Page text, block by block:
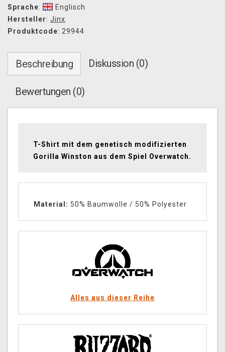
Sprache:
Englisch
Hersteller: Jinx
Produktcode: 29944
Beschreibung Diskussion (0)
Bewertungen (0)
T-Shirt mit dem genetisch modifizierten
Gorilla Winston aus dem Spiel Overwatch.
Material: 50% Baumwolle / 50% Polyester
Alles aus dieser Reihe